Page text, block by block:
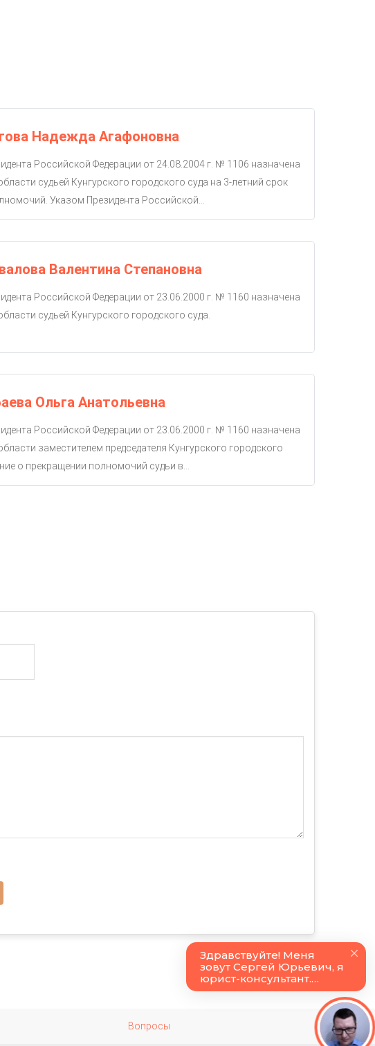
Надежда Агафоновна
Российской Федерации от 24.08.2004 г. № 1106 назначена
судьей Кунгурского городского суда на 3-летний срок
Указом Президента Российской...
Валентина Степановна
Российской Федерации от 23.06.2000 г. № 1160 назначена
судьей Кунгурского городского суда.
Ольга Анатольевна
Российской Федерации от 23.06.2000 г. № 1160 назначена
заместителем председателя Кунгурского городского
о прекращении полномочий судьи в...
Вопросы